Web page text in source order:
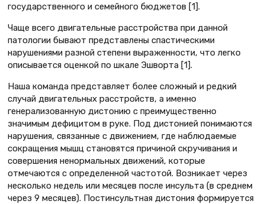
государственного и семейного бюджетов [1].
Чаще всего двигательные расстройства при данной
патологии бывают представлены спастическими
нарушениями разной степени выраженности, что легко
описывается оценкой по шкале Эшворта [1].
Наша команда представляет более сложный и редкий
случай двигательных расстройств, а именно
генерализованную дистонию с преимущественно
значимым дефицитом в руке. Под дистонией понимаются
нарушения, связанные с движением, где наблюдаемые
сокращения мышц становятся причиной скручивания и
совершения ненормальных движений, которые
отмечаются с определенной частотой. Возникает через
несколько недель или месяцев после инсульта (в среднем
через 9 месяцев). Постинсультная дистония формируется